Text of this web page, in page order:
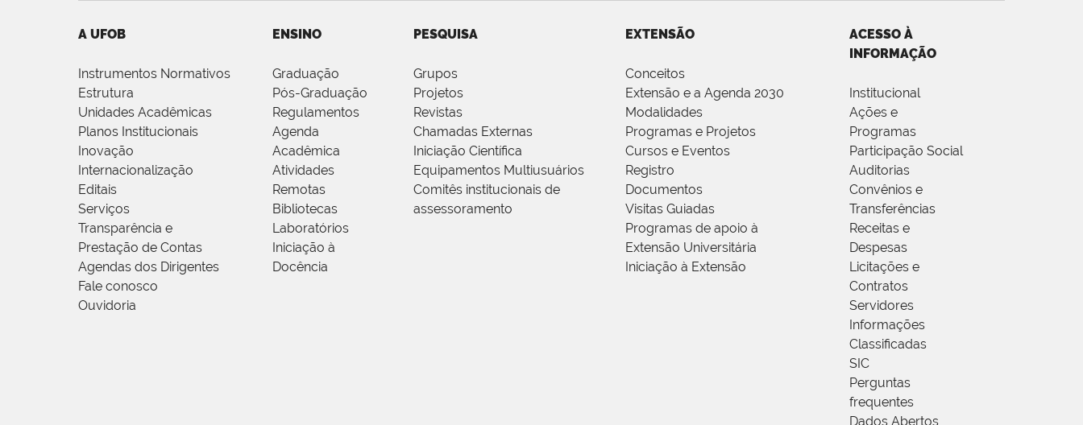
A UFOB
Instrumentos Normativos
Estrutura
Unidades Acadêmicas
Planos Institucionais
Inovação
Internacionalização
Editais
Serviços
Transparência e
Prestação de Contas
Agendas dos Dirigentes
Fale conosco
Ouvidoria
ENSINO
Graduação
Pós-Graduação
Regulamentos
Agenda
Acadêmica
Atividades
Remotas
Bibliotecas
Laboratórios
Iniciação à
Docência
PESQUISA
Grupos
Projetos
Revistas
Chamadas Externas
Iniciação Científica
Equipamentos Multiusuários
Comitês institucionais de
assessoramento
EXTENSÃO
Conceitos
Extensão e a Agenda 2030
Modalidades
Programas e Projetos
Cursos e Eventos
Registro
Documentos
Visitas Guiadas
Programas de apoio à
Extensão Universitária
Iniciação à Extensão
ACESSO À
INFORMAÇÃO
Institucional
Ações e
Programas
Participação Social
Auditorias
Convênios e
Transferências
Receitas e
Despesas
Licitações e
Contratos
Servidores
Informações
Classificadas
SIC
Perguntas
frequentes
Dados Abertos